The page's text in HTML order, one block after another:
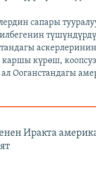
сапары
каршы күрөш,
Ооганстандагы
Иракта